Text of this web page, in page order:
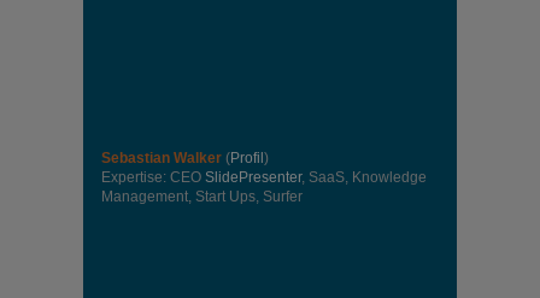
Sebastian Walker (Profil )
Expertise: CEO SlidePresenter, SaaS, Knowledge
Management, Start Ups, Surfer